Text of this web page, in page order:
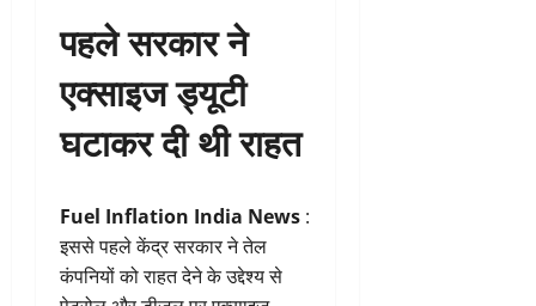
पहले सरकार ने
एक्साइज ड्यूटी
घटाकर दी थी राहत
Fuel Inflation India News :
इससे पहले केंद्र सरकार ने तेल
कंपनियों को राहत देने के उद्देश्य से